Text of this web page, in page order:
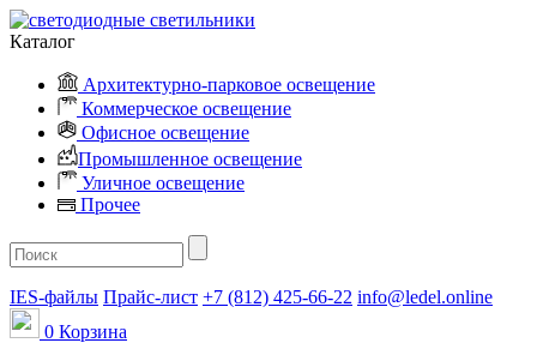
Каталог
Архитектурно-парковое освещение
Коммерческое освещение
Офисное освещение
Промышленное освещение
Уличное освещение
Прочее
IES-файлы Прайс-лист +7 (812) 425-66-22 info@ledel.online
0 Корзина